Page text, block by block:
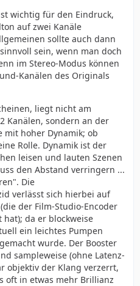
wichtig für den Eindruck,
auf zwei Kanäle
sollte auch dann
sein, wenn man doch
im Stereo-Modus können
Kanälen des Originals
liegt nicht am
Kanälen, sondern an der
mit hoher Dynamik; ob
Rolle. Dynamik ist der
leisen und lauten Szenen
den Abstand verringern ...
Die
verlässt sich hierbei auf
der Film-Studio-Encoder
da er blockweise
ein leichtes Pumpen
wurde. Der Booster
sampleweise (ohne Latenz-
objektiv der Klang verzerrt,
oft in etwas mehr Brillianz